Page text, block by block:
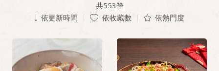
共553筆
依更新時間
依收藏數 依熱門度